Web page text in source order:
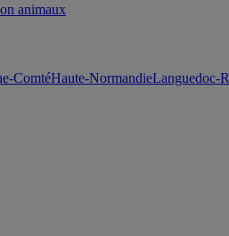
animaux
ComtéHaute-NormandieLanguedoc-